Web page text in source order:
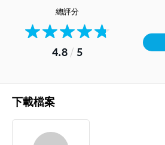
總評分
4.8/ 5
下載檔案